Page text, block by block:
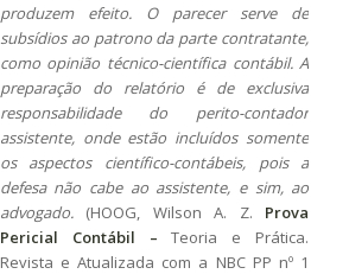
produzem efeito. O parecer serve de
subsídios ao patrono da parte contratante,
como opinião técnico-científica contábil. A
preparação do relatório é de exclusiva
responsabilidade do perito-contador
assistente, onde estão incluídos somente
os aspectos científico-contábeis, pois a
defesa não cabe ao assistente, e sim, ao
advogado.(HOOG, Wilson A. Z. Prova
Pericial Contábil –Teoria e Prática.
Revista e Atualizada com a NBC PP nº 1